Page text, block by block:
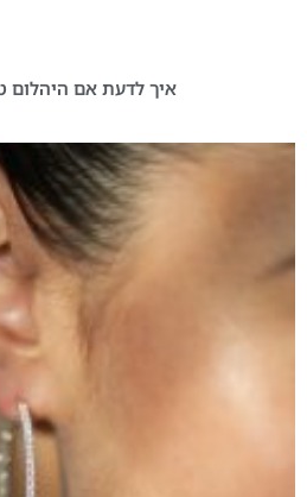
איך לדעת אם היהלום